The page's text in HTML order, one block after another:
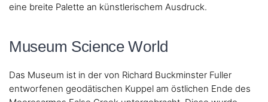
eine breite Palette an künstlerischem Ausdruck.
Museum Science World
Das Museum ist in der von Richard Buckminster Fuller
entworfenen geodätischen Kuppel am östlichen Ende des